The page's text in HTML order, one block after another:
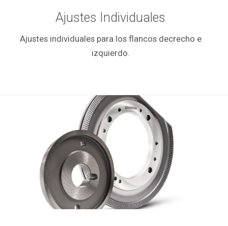
Ajustes Individuales
Ajustes individuales para los flancos decrecho e
izquierdo.